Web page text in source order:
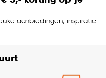
aanbiedingen, inspiratie